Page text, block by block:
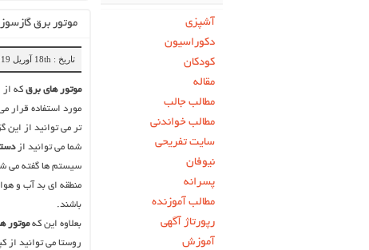
موتور برق گازسوز
تاریخ : 18th آوریل 2019
موتور های برق که از
مورد استفاده قرار
تر می توانید از این
شما می توانید از
سیستم ها گفته می
منطقه ای بد آب و
باشند.
بعلاوه این کهموتور
روستا می توانید از
آشپزی
دکوراسیون
کودکان
مقاله
مطالب جالب
مطالب خواندنی
سایت تفریحی
نیوفان
پسرانه
مطالب آموزنده
رپورتاژ آگهی
آموزش